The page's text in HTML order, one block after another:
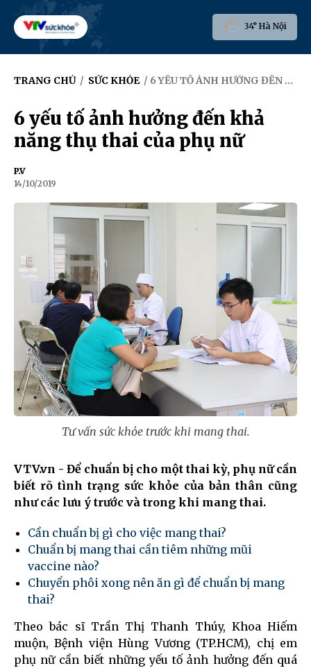
34° Hà Nội
TRANG CHỦ / SỨC KHỎE / 6 YẾU TỐ ẢNH HƯỞNG ĐẾN KHẢ NĂNG THỤ THAI CỦA PHỤ NỮ
6 yếu tố ảnh hưởng đến khả
năng thụ thai của phụ nữ
P.V
14/10/2019
Tư vấn sức khỏe trước khi mang thai.
VTV.vn - Để chuẩn bị cho một thai kỳ, phụ nữ cần
biết rõ tình trạng sức khỏe của bản thân cũng
như các lưu ý trước và trong khi mang thai.
Cần chuẩn bị gì cho việc mang thai?
Chuẩn bị mang thai cần tiêm những mũi
vaccine nào?
Chuyển phôi xong nên ăn gì để chuẩn bị mang
thai?
Theo bác sĩ Trần Thị Thanh Thúy, Khoa Hiếm
muộn, Bệnh viện Hùng Vương (TP.HCM), chị em
phụ nữ cần biết những yếu tố ảnh hưởng đến quá